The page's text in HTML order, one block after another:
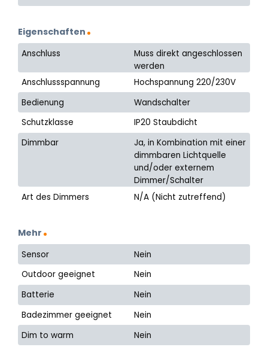
Eigenschaften
Anschluss
Muss direkt angeschlossen
werden
Anschlussspannung
Hochspannung 220/230V
Bedienung
Wandschalter
Schutzklasse
IP20 Staubdicht
Dimmbar
Ja, in Kombination mit einer
dimmbaren Lichtquelle
und/oder externem
Dimmer/Schalter
Art des Dimmers
N/A (Nicht zutreffend)
Mehr
Sensor
Nein
Outdoor geeignet
Nein
Batterie
Nein
Badezimmer geeignet
Nein
Dim to warm
Nein